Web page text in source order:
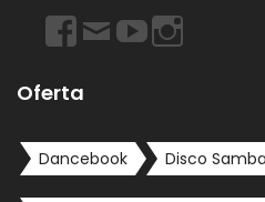
https://Emailhttps://
Oferta
Dancebook Disco Samba